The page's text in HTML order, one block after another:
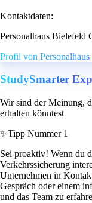
Kontaktdaten:
Personalhaus
Profil von
StudySmarter
Wir sind der Meinung,
erhalten könntest
✨Tipp Nummer 1
Sei proaktiv! Wenn du
Verkehrssicherung
Unternehmen in
Gespräch oder einem
und das Team zu